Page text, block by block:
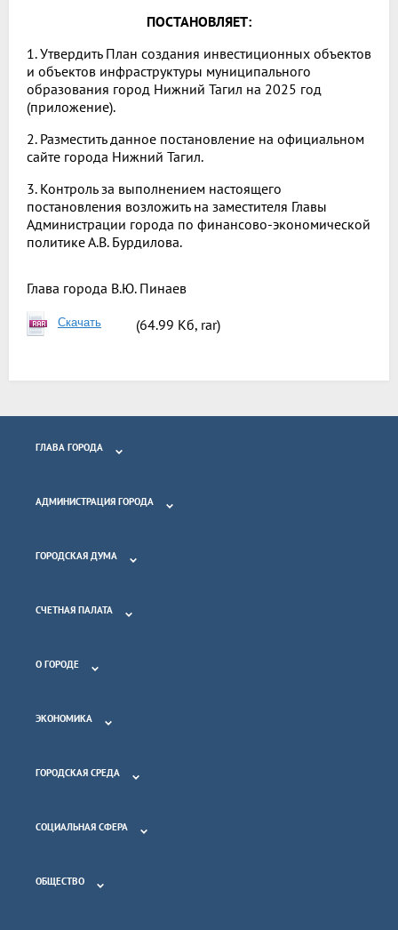
ПОСТАНОВЛЯЕТ:
1. Утвердить План создания инвестиционных объектов
и объектов инфраструктуры муниципального
образования город Нижний Тагил на 2025 год
(приложение).
2. Разместить данное постановление на официальном
сайте города Нижний Тагил.
3. Контроль за выполнением настоящего
постановления возложить на заместителя Главы
Администрации города по финансово-экономической
политике А.В. Бурдилова.
Глава города В.Ю. Пинаев
Скачать (64.99 Кб, rar)
ГЛАВА ГОРОДА
АДМИНИСТРАЦИЯ ГОРОДА
ГОРОДСКАЯ ДУМА
СЧЕТНАЯ ПАЛАТА
О ГОРОДЕ
ЭКОНОМИКА
ГОРОДСКАЯ СРЕДА
СОЦИАЛЬНАЯ СФЕРА
ОБЩЕСТВО